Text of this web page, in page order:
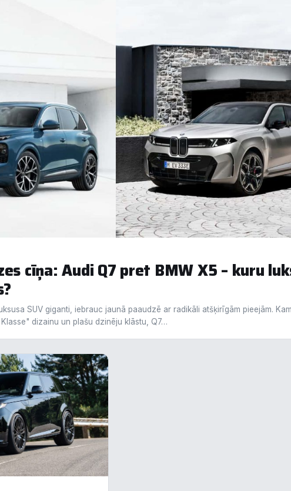
cīņa: Audi Q7 pret BMW X5 – kuru
SUV giganti, iebrauc jaunā paaudzē ar radikāli atšķirīgām pieejām.
dizainu un plašu dzinēju klāstu, Q7…
Piekrišanas preferences
Mēs izmantojam sīkdatnes, lai palīdzētu jums efektīvi
noteiktas funkcijas. Zemāk katras piekrišanas kategorijā
informāciju par visām sīk... Rādīt vairāk
▶ Nepieciešamās
▶ Veiktspēja
▶ Reklāma
Noraidīt visu